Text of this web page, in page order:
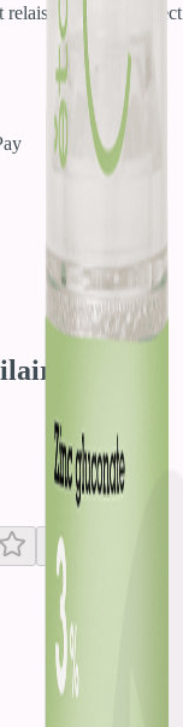
relais / Click & Collect